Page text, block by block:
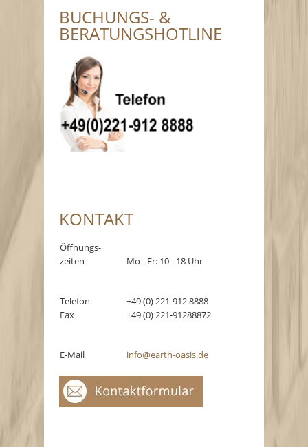
BUCHUNGS- &
BERATUNGSHOTLINE
KONTAKT
Öffnungs-
zeiten
Mo - Fr: 10 - 18 Uhr
Telefon
+49 (0) 221-912 8888
Fax
+49 (0) 221-91288872
E-Mail info@earth-oasis.de